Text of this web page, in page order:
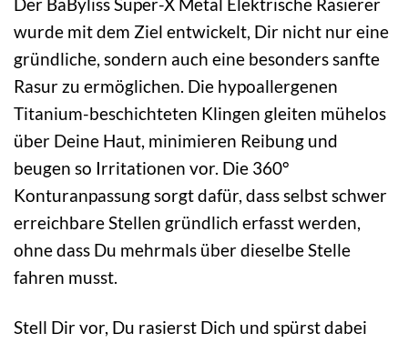
Der BaByliss Super-X Metal Elektrische Rasierer
wurde mit dem Ziel entwickelt, Dir nicht nur eine
gründliche, sondern auch eine besonders sanfte
Rasur zu ermöglichen. Die hypoallergenen
Titanium-beschichteten Klingen gleiten mühelos
über Deine Haut, minimieren Reibung und
beugen so Irritationen vor. Die 360°
Konturanpassung sorgt dafür, dass selbst schwer
erreichbare Stellen gründlich erfasst werden,
ohne dass Du mehrmals über dieselbe Stelle
fahren musst.
Stell Dir vor, Du rasierst Dich und spürst dabei